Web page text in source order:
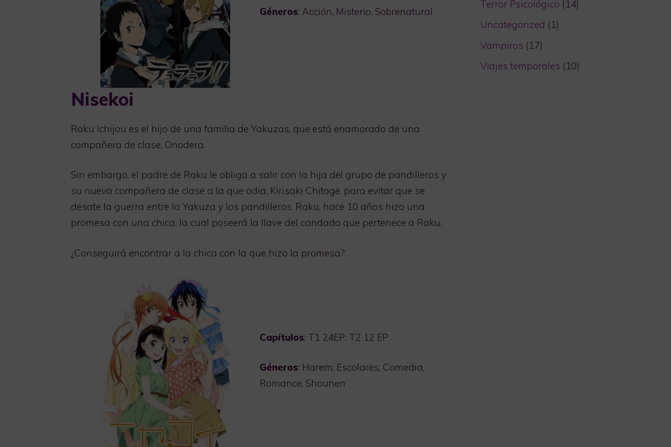
Géneros: Acción, Misterio, Sobrenatural
Nisekoi
Raku Ichijou es el hijo de una familia de Yakuzas, que está enamorado de una
compañera de clase, Onodera.
Sin embargo, el padre de Raku le obliga a salir con la hija del grupo de pandilleros y
su nueva compañera de clase a la que odia, Kirisaki Chitoge, para evitar que se
desate la guerra entre la Yakuza y los pandilleros. Raku, hace 10 años hizo una
promesa con una chica, la cual poseerá la llave del candado que pertenece a Raku.
¿Conseguirá encontrar a la chica con la que hizo la promesa?
Capítulos: T1 24EP; T2 12 EP
Géneros: Harem, Escolares, Comedia,
Romance, Shounen
Terror Psicológico (14)
Uncategorized (1)
Vampiros (17)
Viajes temporales (10)